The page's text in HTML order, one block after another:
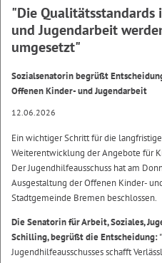
"Die Qualitätsstandards
und Jugendarbeit
umgesetzt"
Sozialsenatorin begrüßt
Offenen Kinder- und Jugendarbeit
12.06.2026
Ein wichtiger Schritt für die
Weiterentwicklung der Angebote für
Der Jugendhilfeausschuss hat am
Ausgestaltung der Offenen Kinder-
Stadtgemeinde Bremen beschlossen.
Die Senatorin für Arbeit, Soziales,
Schilling, begrüßt die Entscheidung:
Jugendhilfeausschusses schafft